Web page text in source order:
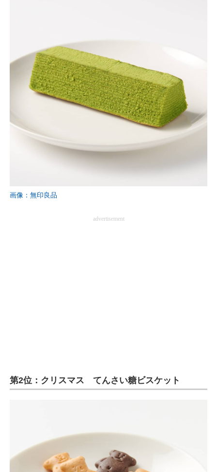
好きが集まる 比べて選べる
ビジネスと働き方のヒント
AI活用のいまが分かる
企業ITのトレンドを詳説
マーケ×ITの今がよく分かる
画像：無印良品
advertisement
第2位：クリスマス てんさい糖ビスケット